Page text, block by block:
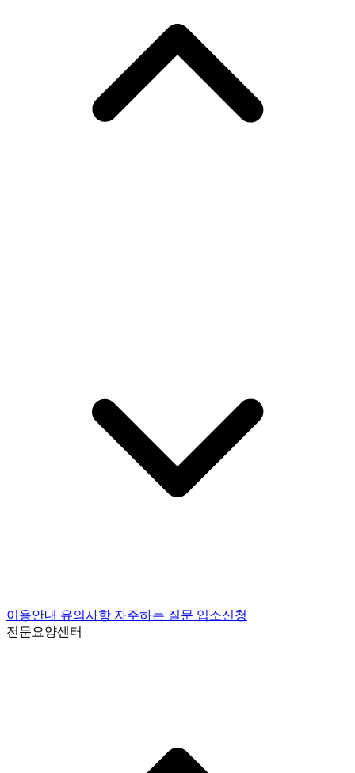
이용안내 유의사항 자주하는 질문 입소신청
전문요양센터